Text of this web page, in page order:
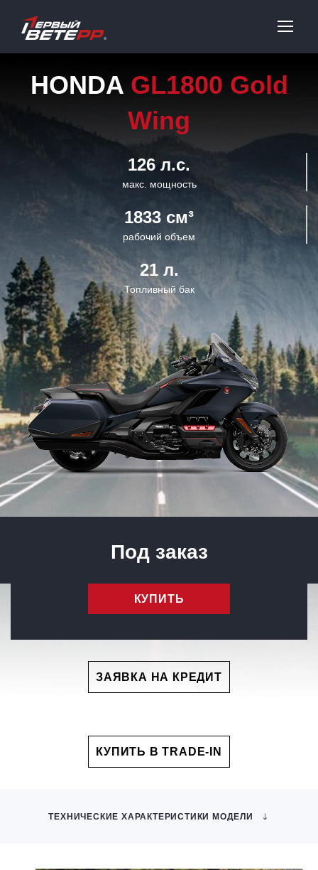
HONDAGL1800 Gold
Wing
126 л.с.
макс. мощность
1833 см³
рабочий объем
21 л.
Топливный бак
Под заказ
КУПИТЬ
ЗАЯВКА НА КРЕДИТ
КУПИТЬ В TRADE-IN
ТЕХНИЧЕСКИЕ ХАРАКТЕРИСТИКИ МОДЕЛИ